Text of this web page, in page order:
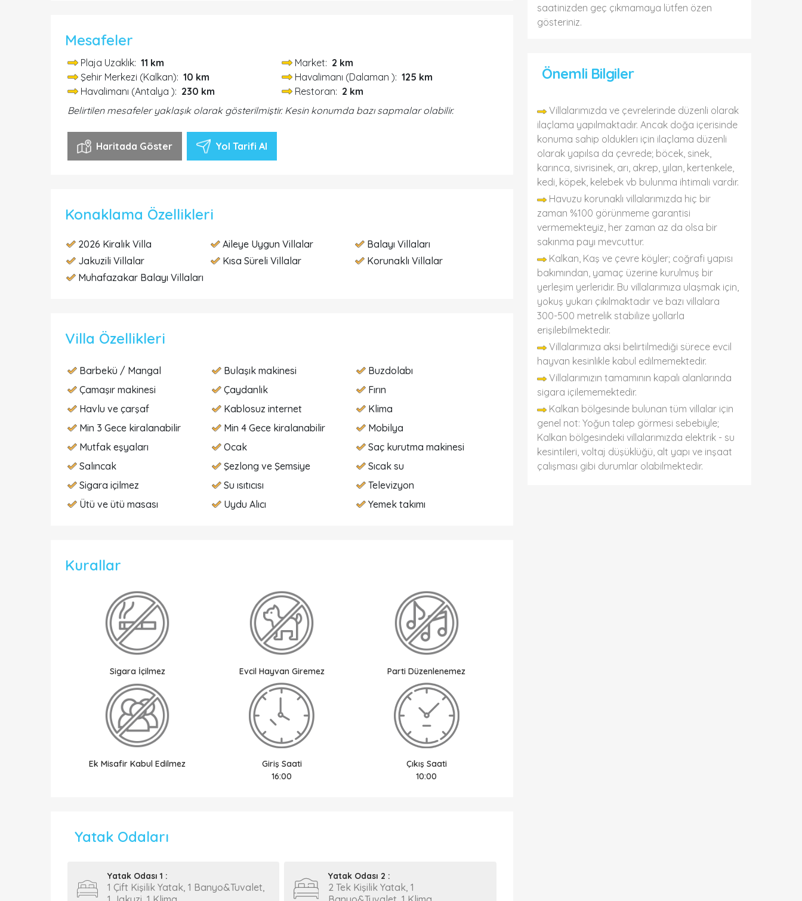
Mesafeler
Plaja Uzaklık: 11 km Market: 2 km
Şehir Merkezi (Kalkan): 10 km Havalimanı (Dalaman ):125 km
Havalimanı (Antalya ): 230 km Restoran: 2 km
Belirtilen mesafeler yaklaşık olarak gösterilmiştir. Kesin konumda bazı sapmalar olabilir.
Haritada Göster Yol Tarifi Al
Konaklama Özellikleri
2026 Kiralık Villa Aileye Uygun Villalar
Balayı Villaları
Jakuzili Villalar
Kısa Süreli Villalar
Korunaklı Villalar
Muhafazakar Balayı Villaları
Villa Özellikleri
Barbekü / Mangal Bulaşık makinesi
Buzdolabı
Çamaşır makinesi
Çaydanlık
Fırın
Havlu ve çarşaf
Kablosuz internet
Klima
Min 3 Gece kiralanabilir
Min 4 Gece kiralanabilir
Mobilya
Mutfak eşyaları
Ocak
Saç kurutma makinesi
Salıncak
Şezlong ve Şemsiye
Sıcak su
Sigara içilmez
Su ısıtıcısı
Televizyon
Ütü ve ütü masası
Uydu Alıcı Yemek takımı
Kurallar
Sigara İçilmez Evcil Hayvan Giremez Parti Düzenlenemez
Ek Misafir Kabul Edilmez
Giriş Saati
16:00
Çıkış Saati
10:00
Yatak Odaları
Yatak Odası 1 :
1 Çift Kişilik Yatak, 1 Banyo&Tuvalet,
Yatak Odası 2 :
2 Tek Kişilik Yatak, 1
saatinizden geç çıkmamaya lütfen özen
gösteriniz.
Önemli Bilgiler
Villalarımızda ve çevrelerinde düzenli olarak
ilaçlama yapılmaktadır. Ancak doğa içerisinde
konuma sahip olduklerı için ilaçlama düzenli
olarak yapılsa da çevrede; böcek, sinek,
karınca, sivrisinek, arı, akrep, yılan, kertenkele,
kedi, köpek, kelebek vb bulunma ihtimali vardır.
Havuzu korunaklı villalarımızda hiç bir
zaman %100 görünmeme garantisi
vermemekteyiz, her zaman az da olsa bir
sakınma payı mevcuttur.
Kalkan, Kaş ve çevre köyler; coğrafi yapısı
bakımından, yamaç üzerine kurulmuş bir
yerleşim yerleridir. Bu villalarımıza ulaşmak için,
yokuş yukarı çıkılmaktadır ve bazı villalara
300-500 metrelik stabilize yollarla
erişilebilmektedir.
Villalarımıza aksi belirtilmediği sürece evcil
hayvan kesinlikle kabul edilmemektedir.
Villalarımızın tamamının kapalı alanlarında
sigara içilememektedir.
Kalkan bölgesinde bulunan tüm villalar için
genel not: Yoğun talep görmesi sebebiyle;
Kalkan bölgesindeki villalarımızda elektrik - su
kesintileri, voltaj düşüklüğü, alt yapı ve inşaat
çalışması gibi durumlar olabilmektedir.